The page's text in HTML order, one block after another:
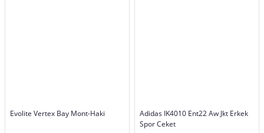
Evolite Vertex Bay Mont-Haki
Adidas IK4010 Ent22 Aw Jkt Erkek
Spor Ceket